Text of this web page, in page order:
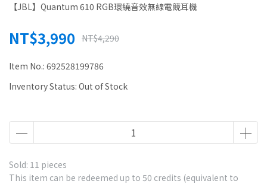
【JBL】Quantum 610 RGB環繞音效無線電競耳機
NT$3,990 NT$4,290
Item No.: 692528199786
Inventory Status: Out of Stock
Sold: 11 pieces
This item can be redeemed up to 50 credits (equivalent to